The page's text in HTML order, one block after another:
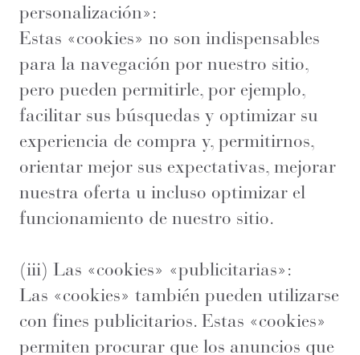
personalización»:
Estas «cookies» no son indispensables
para la navegación por nuestro sitio,
pero pueden permitirle, por ejemplo,
facilitar sus búsquedas y optimizar su
experiencia de compra y, permitirnos,
orientar mejor sus expectativas, mejorar
nuestra oferta u incluso optimizar el
funcionamiento de nuestro sitio.
(iii) Las «cookies» «publicitarias»:
Las «cookies» también pueden utilizarse
con fines publicitarios. Estas «cookies»
permiten procurar que los anuncios que